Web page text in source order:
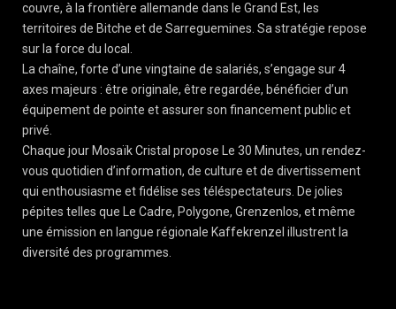
couvre, à la frontière allemande dans le Grand Est, les
territoires de Bitche et de Sarreguemines. Sa stratégie repose
sur la force du local.
La chaîne, forte d’une vingtaine de salariés, s’engage sur 4
axes majeurs : être originale, être regardée, bénéficier d’un
équipement de pointe et assurer son financement public et
privé.
Chaque jour Mosaïk Cristal propose Le 30 Minutes, un rendez-
vous quotidien d’information, de culture et de divertissement
qui enthousiasme et fidélise ses téléspectateurs. De jolies
pépites telles que Le Cadre, Polygone, Grenzenlos, et même
une émission en langue régionale Kaffekrenzel illustrent la
diversité des programmes.